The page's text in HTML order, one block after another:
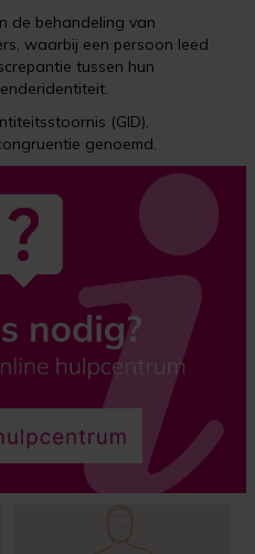
de behandeling van
waarbij een persoon leed
tussen hun
(GID),
genoemd.